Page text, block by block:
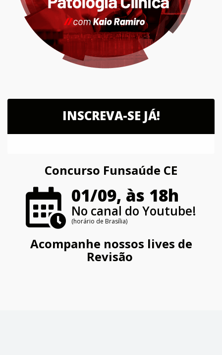
INSCREVA-SE JÁ!
Concurso Funsaúde CE
01/09, às 18h
No canal do Youtube!
(horário de Brasília)
Acompanhe nossos lives de
Revisão